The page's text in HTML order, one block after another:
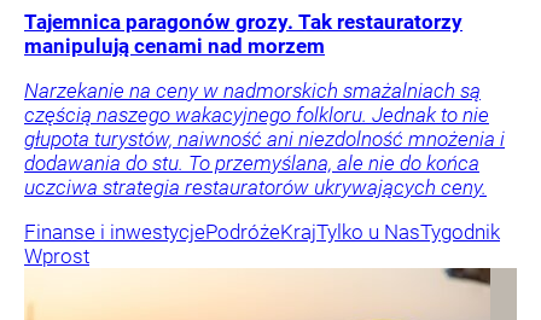
Tajemnica paragonów grozy. Tak restauratorzy
manipulują cenami nad morzem
Narzekanie na ceny w nadmorskich smażalniach są
częścią naszego wakacyjnego folkloru. Jednak to nie
głupota turystów, naiwność ani niezdolność mnożenia i
dodawania do stu. To przemyślana, ale nie do końca
uczciwa strategia restauratorów ukrywających ceny.
Finanse i inwestycjePodróżeKrajTylko u NasTygodnik
Wprost